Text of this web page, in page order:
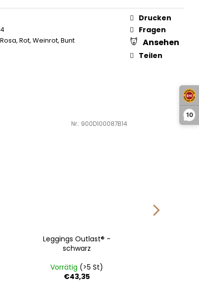
10
Rosa, Rot, Weinrot, Bunt
Drucken
Fragen
Ansehen
Teilen
Leggings Outlast® -
schwarz
Vorrätig (>5 St)
€43,35
Art.-Nr.: 900D100087B14